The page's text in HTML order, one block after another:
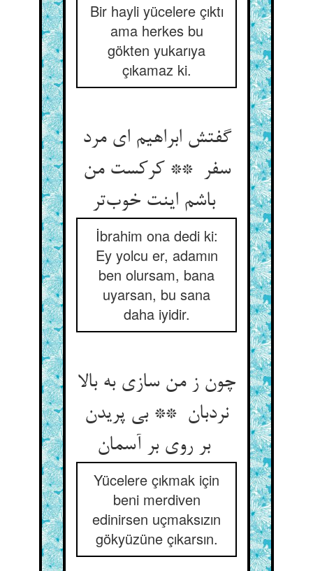
Bir hayli yücelere çıktı
ama herkes bu
gökten yukarıya
çıkamaz ki.
گفتش ابراهیم ای مرد
سفر ** کرکست من
باشم اینت خوب‌تر
İbrahim ona dedi ki:
Ey yolcu er, adamın
ben olursam, bana
uyarsan, bu sana
daha iyidir.
چون ز من سازی به بالا
نردبان ** بی پریدن
بر روی بر آسمان
Yücelere çıkmak için
beni merdiven
edinirsen uçmaksızın
gökyüzüne çıkarsın.